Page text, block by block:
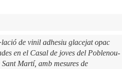
de vinil adhesiu glacejat opac
en el Casal de joves del Poblenou-
Martí, amb mesures de